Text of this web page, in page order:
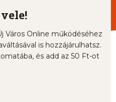
Város Online működéséhez
is hozzájárulhatsz.
és add az 50 Ft-ot